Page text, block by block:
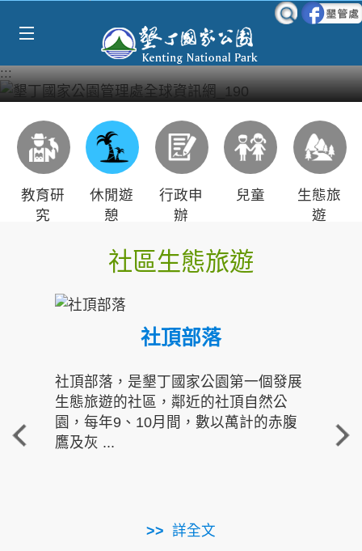
:::
教育研
究
休閒遊
憩
行政申
辦
兒童
生態旅
遊
社區生態旅遊
社頂部落
社頂部落，是墾丁國家公園第一個發展
生態旅遊的社區，鄰近的社頂自然公
園，每年9、10月間，數以萬計的赤腹
鷹及灰 ...
詳全文
重
走進